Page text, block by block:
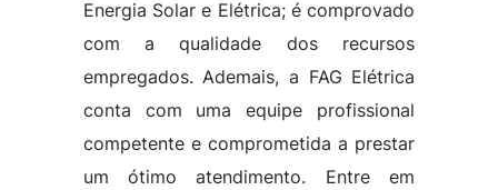
Energia Solar e Elétrica; é comprovado
com a qualidade dos recursos
empregados. Ademais, a FAG Elétrica
conta com uma equipe profissional
competente e comprometida a prestar
um ótimo atendimento. Entre em